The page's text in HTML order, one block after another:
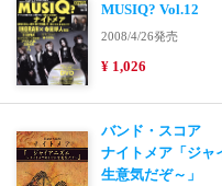
MUSIQ? Vol.12
2008/4/26発売
¥ 1,026
バンド・スコア
ナイトメア「ジャ
生意気だぞ～」